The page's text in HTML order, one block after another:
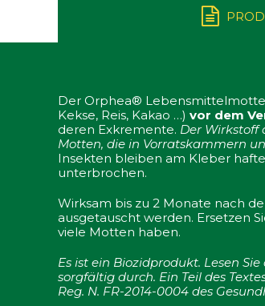
Der Orphea®
Kekse, Reis, Kakao …) vor dem
deren Exkremente. Der Wirkstoff
Motten, die in Vorratskammern
Insekten bleiben am Kleber
unterbrochen.
Wirksam bis zu 2 Monate nach
ausgetauscht werden. Ersetzen
viele Motten haben.
Es ist ein Biozidprodukt. Lesen
sorgfältig durch. Ein Teil des
Reg. N. FR-2014-0004 des